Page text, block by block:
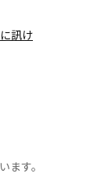
訊け
ます。